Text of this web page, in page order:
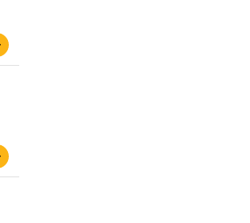
it to make a type specimen book. It
survived not only five centuries, but also